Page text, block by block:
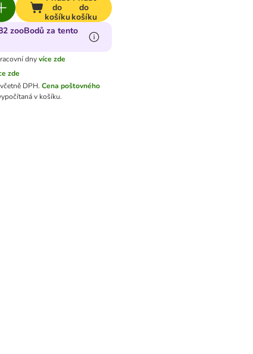
do
košíku
do
košíku
zooBodů za tento
dny více zde
zde
DPH. Cena poštovného
v košíku.